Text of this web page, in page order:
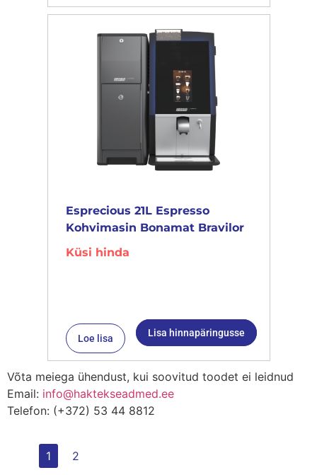
Esprecious 21L Espresso
Kohvimasin Bonamat Bravilor
Küsi hinda
Loe lisa Lisa hinnapäringusse
Võta meiega ühendust, kui soovitud toodet ei leidnud
Email: info@haktekseadmed.ee
Telefon: (+372) 53 44 8812
1 2